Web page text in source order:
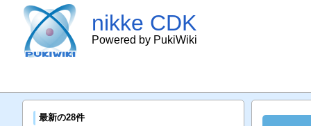
nikke CDK
Powered by PukiWiki
最新の28件